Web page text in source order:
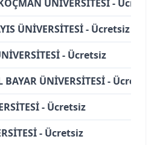
ÜNİVERSİTESİ - Ücretsiz
ÜNİVERSİTESİ - Ücretsiz
- Ücretsiz
ÜNİVERSİTESİ - Ücretsiz
- Ücretsiz
- Ücretsiz